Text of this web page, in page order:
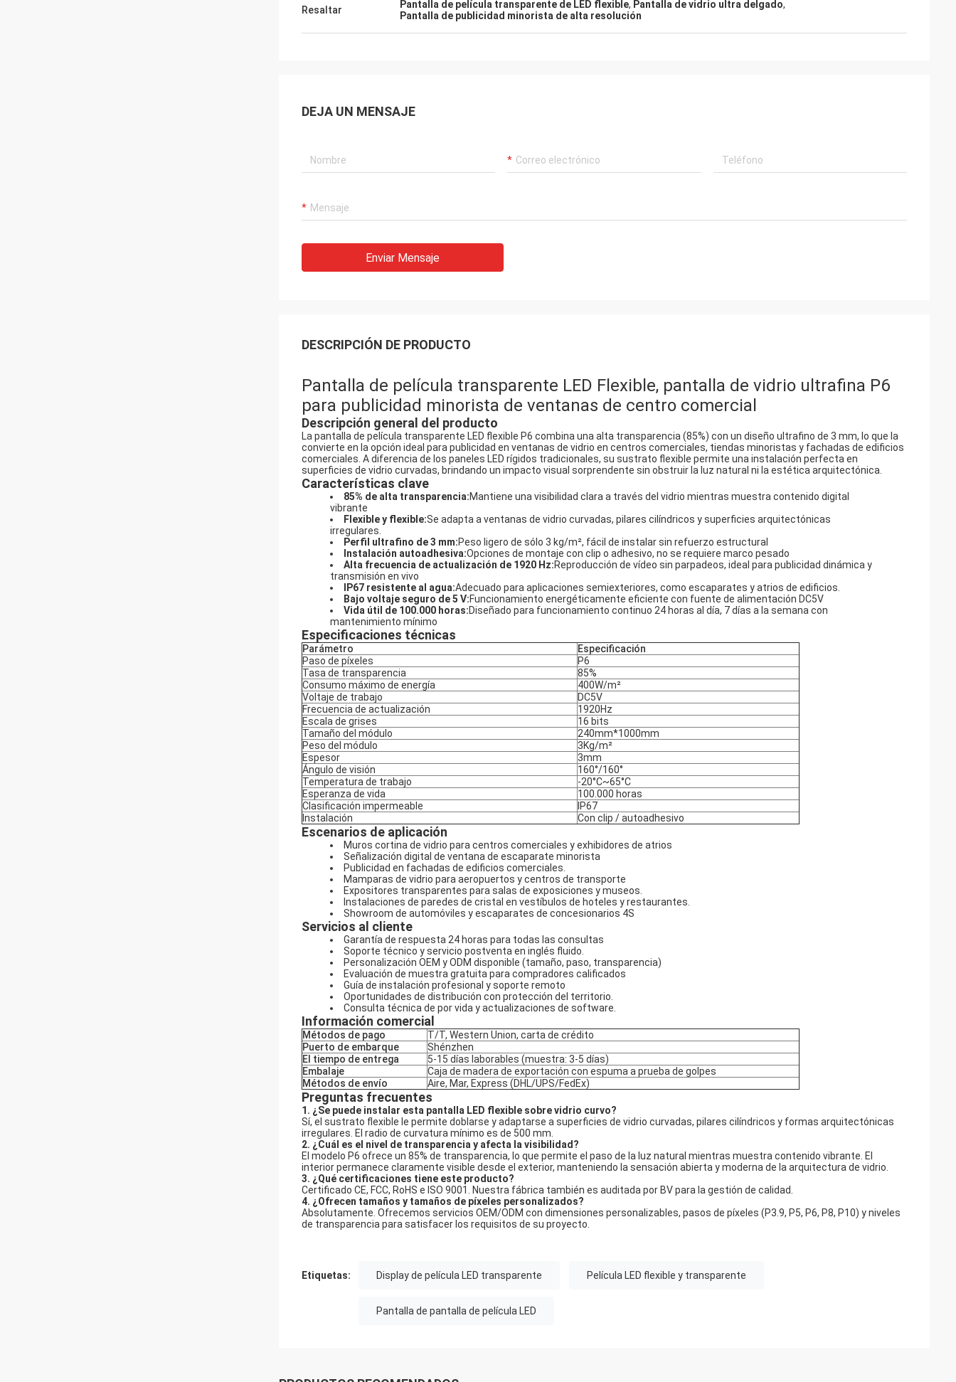
Resaltar Pantalla de película transparente de LED flexible, Pantalla de vidrio ultra delgado,
Pantalla de publicidad minorista de alta resolución
DEJA UN MENSAJE
Enviar Mensaje
DESCRIPCIÓN DE PRODUCTO
Pantalla de película transparente LED Flexible, pantalla de vidrio ultrafina P6
para publicidad minorista de ventanas de centro comercial
Descripción general del producto
La pantalla de película transparente LED flexible P6 combina una alta transparencia (85%) con un diseño ultrafino de 3 mm, lo que la
convierte en la opción ideal para publicidad en ventanas de vidrio en centros comerciales, tiendas minoristas y fachadas de edificios
comerciales. A diferencia de los paneles LED rígidos tradicionales, su sustrato flexible permite una instalación perfecta en
superficies de vidrio curvadas, brindando un impacto visual sorprendente sin obstruir la luz natural ni la estética arquitectónica.
Características clave
85% de alta transparencia:Mantiene una visibilidad clara a través del vidrio mientras muestra contenido digital
vibrante
Flexible y flexible:Se adapta a ventanas de vidrio curvadas, pilares cilíndricos y superficies arquitectónicas
irregulares.
Perfil ultrafino de 3 mm:Peso ligero de sólo 3 kg/m², fácil de instalar sin refuerzo estructural
Instalación autoadhesiva:Opciones de montaje con clip o adhesivo, no se requiere marco pesado
Alta frecuencia de actualización de 1920 Hz:Reproducción de vídeo sin parpadeos, ideal para publicidad dinámica y
transmisión en vivo
IP67 resistente al agua:Adecuado para aplicaciones semiexteriores, como escaparates y atrios de edificios.
Bajo voltaje seguro de 5 V:Funcionamiento energéticamente eficiente con fuente de alimentación DC5V
Vida útil de 100.000 horas:Diseñado para funcionamiento continuo 24 horas al día, 7 días a la semana con
mantenimiento mínimo
Especificaciones técnicas
Parámetro
Especificación
Paso de píxeles
P6
Tasa de transparencia
85%
Consumo máximo de energía
400W/m²
Voltaje de trabajo
DC5V
Frecuencia de actualización
1920Hz
Escala de grises
16 bits
Tamaño del módulo
240mm*1000mm
Peso del módulo
3Kg/m²
Espesor
3mm
Ángulo de visión
160°/160°
Temperatura de trabajo
-20°C~65°C
Esperanza de vida
100.000 horas
Clasificación impermeable
IP67
Instalación
Con clip / autoadhesivo
Escenarios de aplicación
Muros cortina de vidrio para centros comerciales y exhibidores de atrios
Señalización digital de ventana de escaparate minorista
Publicidad en fachadas de edificios comerciales.
Mamparas de vidrio para aeropuertos y centros de transporte
Expositores transparentes para salas de exposiciones y museos.
Instalaciones de paredes de cristal en vestíbulos de hoteles y restaurantes.
Showroom de automóviles y escaparates de concesionarios 4S
Servicios al cliente
Garantía de respuesta 24 horas para todas las consultas
Soporte técnico y servicio postventa en inglés fluido.
Personalización OEM y ODM disponible (tamaño, paso, transparencia)
Evaluación de muestra gratuita para compradores calificados
Guía de instalación profesional y soporte remoto
Oportunidades de distribución con protección del territorio.
Consulta técnica de por vida y actualizaciones de software.
Información comercial
Métodos de pago
T/T, Western Union, carta de crédito
Puerto de embarque
Shénzhen
El tiempo de entrega
5-15 días laborables (muestra: 3-5 días)
Embalaje
Caja de madera de exportación con espuma a prueba de golpes
Métodos de envío
Aire, Mar, Express (DHL/UPS/FedEx)
Preguntas frecuentes
1. ¿Se puede instalar esta pantalla LED flexible sobre vidrio curvo?
Sí, el sustrato flexible le permite doblarse y adaptarse a superficies de vidrio curvadas, pilares cilíndricos y formas arquitectónicas
irregulares. El radio de curvatura mínimo es de 500 mm.
2. ¿Cuál es el nivel de transparencia y afecta la visibilidad?
El modelo P6 ofrece un 85% de transparencia, lo que permite el paso de la luz natural mientras muestra contenido vibrante. El
interior permanece claramente visible desde el exterior, manteniendo la sensación abierta y moderna de la arquitectura de vidrio.
3. ¿Qué certificaciones tiene este producto?
Certificado CE, FCC, RoHS e ISO 9001. Nuestra fábrica también es auditada por BV para la gestión de calidad.
4. ¿Ofrecen tamaños y tamaños de píxeles personalizados?
Absolutamente. Ofrecemos servicios OEM/ODM con dimensiones personalizables, pasos de píxeles (P3.9, P5, P6, P8, P10) y niveles
de transparencia para satisfacer los requisitos de su proyecto.
Etiquetas: Display de película LED transparente Película LED flexible y transparente
Pantalla de pantalla de película LED